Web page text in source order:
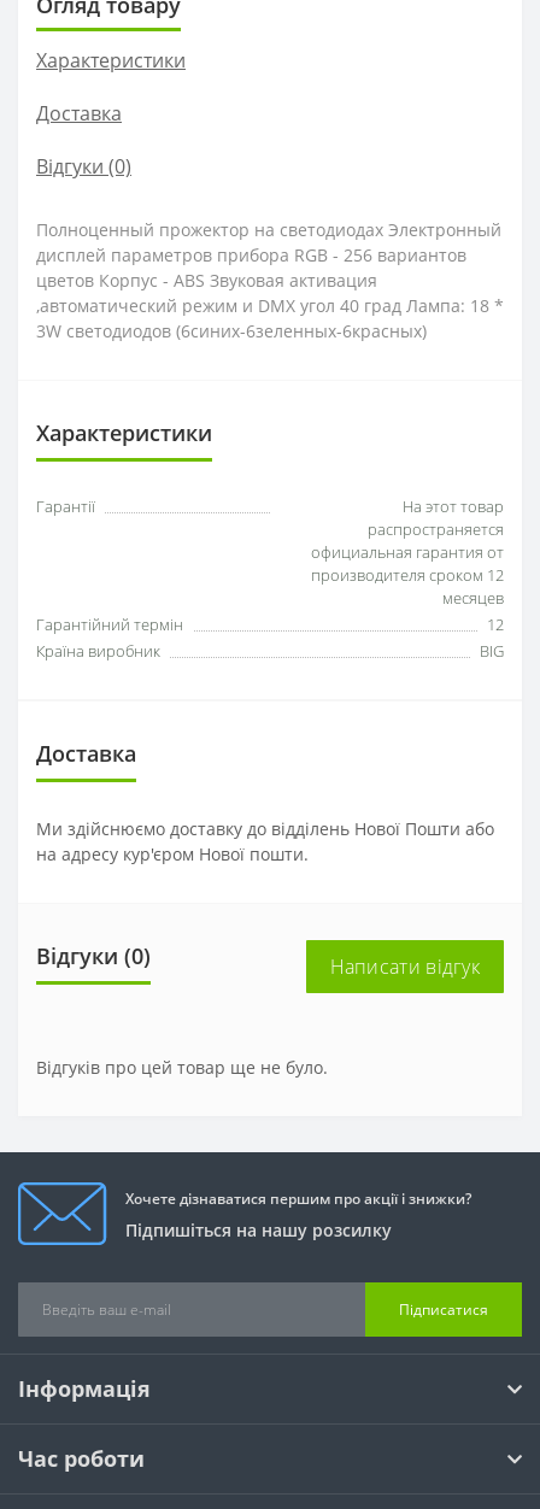
Характеристики
Доставка
Відгуки (0)
Полноценный прожектор на светодиодах Электронный
дисплей параметров прибора RGB - 256 вариантов
цветов Корпус - ABS Звуковая активация
,автоматический режим и DMX угол 40 град Лампа: 18 *
3W светодиодов (6синих-6зеленных-6красных)
Характеристики
Гарантії
На этот товар
распространяется
официальная гарантия от
производителя сроком 12
месяцев
Гарантійний термін
12
Країна виробник
BIG
Доставка
Ми здійснюємо доставку до відділень Нової Пошти або
на адресу кур'єром Нової пошти.
Відгуки (0) Написати відгук
Відгуків про цей товар ще не було.
Хочете дізнаватися першим про акції і знижки?
Підпишіться на нашу розсилку
Підписатися
Інформація
Час роботи